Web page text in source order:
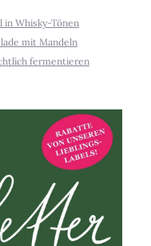
in Whisky-Tönen
mit Mandeln
fermentieren